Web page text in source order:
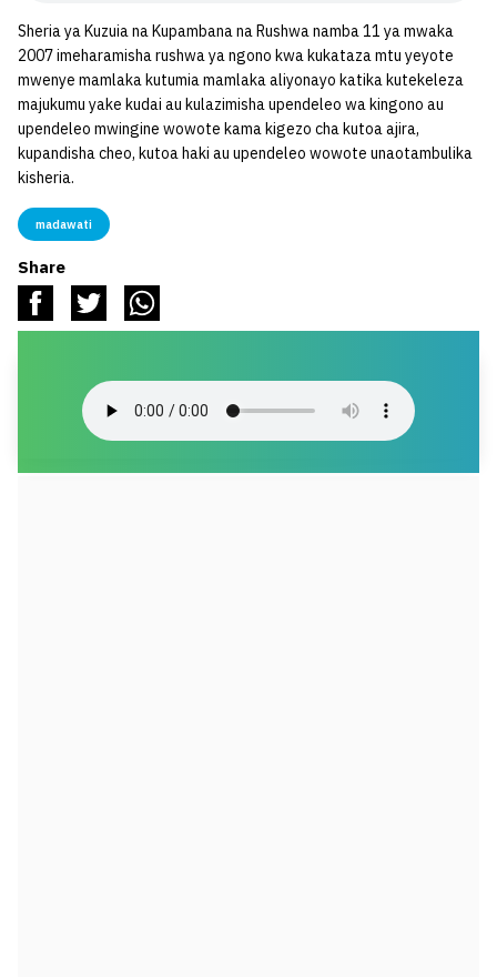
Sheria ya Kuzuia na Kupambana na Rushwa namba 11 ya mwaka
2007 imeharamisha rushwa ya ngono kwa kukataza mtu yeyote
mwenye mamlaka kutumia mamlaka aliyonayo katika kutekeleza
majukumu yake kudai au kulazimisha upendeleo wa kingono au
upendeleo mwingine wowote kama kigezo cha kutoa ajira,
kupandisha cheo, kutoa haki au upendeleo wowote unaotambulika
kisheria.
madawati
Share